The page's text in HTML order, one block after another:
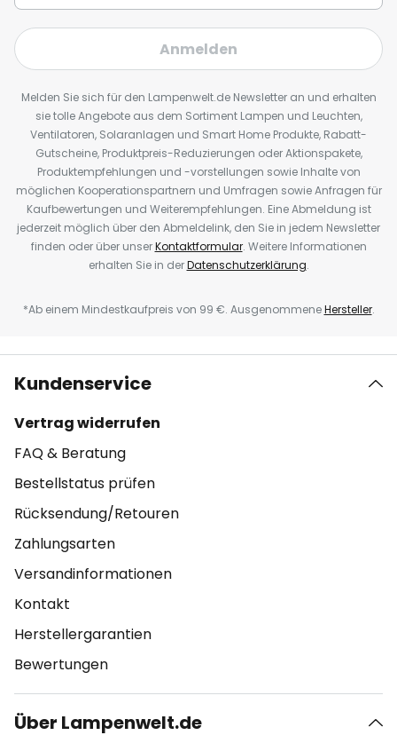
Anmelden
Melden Sie sich für den Lampenwelt.de Newsletter an und erhalten
sie tolle Angebote aus dem Sortiment Lampen und Leuchten,
Ventilatoren, Solaranlagen und Smart Home Produkte, Rabatt-
Gutscheine, Produktpreis-Reduzierungen oder Aktionspakete,
Produktempfehlungen und -vorstellungen sowie Inhalte von
möglichen Kooperationspartnern und Umfragen sowie Anfragen für
Kaufbewertungen und Weiterempfehlungen. Eine Abmeldung ist
jederzeit möglich über den Abmeldelink, den Sie in jedem Newsletter
finden oder über unserKontaktformular. Weitere Informationen
erhalten Sie in derDatenschutzerklärung.
*Ab einem Mindestkaufpreis von 99 €. AusgenommeneHersteller.
Kundenservice
Vertrag widerrufen
FAQ & Beratung
Bestellstatus prüfen
Rücksendung/Retouren
Zahlungsarten
Versandinformationen
Kontakt
Herstellergarantien
Bewertungen
Über Lampenwelt.de